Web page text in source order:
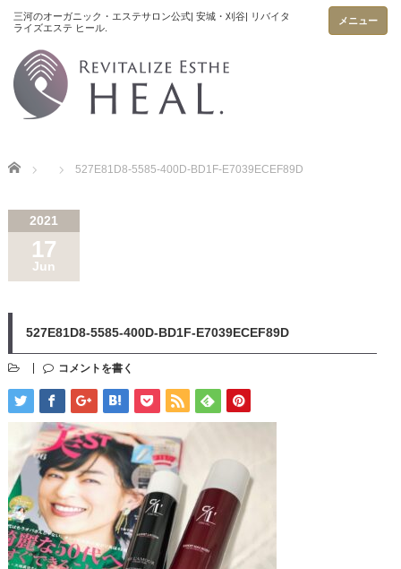
メニュー
Home 527E81D8-5585-400D-BD1F-E7039ECEF89D
2021
17
Jun
527E81D8-5585-400D-BD1F-E7039ECEF89D
コメントを書く